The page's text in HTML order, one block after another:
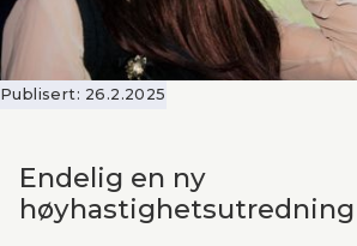
Publisert: 26.2.2025
Endelig en ny